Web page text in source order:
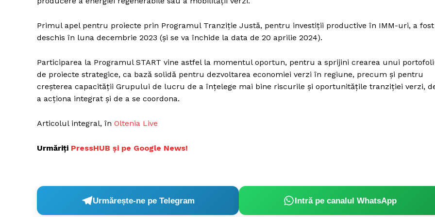
Primul apel pentru proiecte prin Programul Tranziție Justă, pentru investiții productive în IMM-uri, a fost
deschis în luna decembrie 2023 (și se va închide la data de 20 aprilie 2024).
Participarea la Programul START vine astfel la momentul oportun, pentru a sprijini crearea unui
de proiecte strategice, ca bază solidă pentru dezvoltarea economiei verzi în regiune, precum și pentru
creșterea capacității Grupului de lucru de a înțelege mai bine riscurile și oportunitățile tranziției verzi,
a acționa integrat și de a se coordona.
Articolul integral, în Oltenia Live
Urmăriți PressHUB și pe Google News!
Urmărește-ne pe Telegram Intră pe canalul WhatsApp